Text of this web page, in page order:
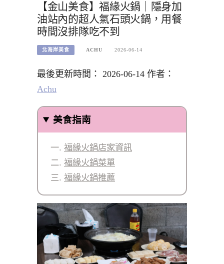
【金山美食】福緣火鍋｜隱身加
油站內的超人氣石頭火鍋，用餐
時間沒排隊吃不到
北海岸美食 ACHU 2026-06-14
最後更新時間： 2026-06-14 作者：
Achu
美食指南
福緣火鍋店家資訊
福緣火鍋菜單
福緣火鍋推薦